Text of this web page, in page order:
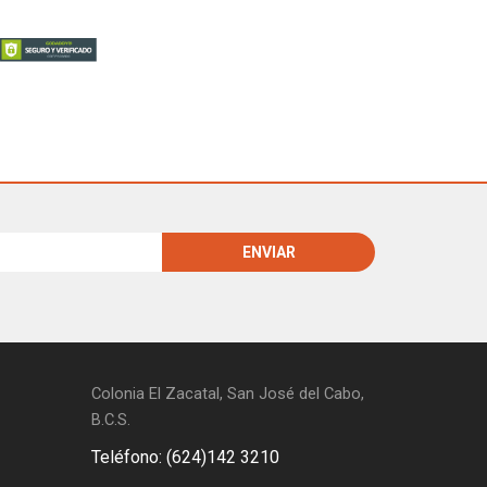
Colonia El Zacatal, San José del Cabo,
B.C.S.
Teléfono: (624)142 3210